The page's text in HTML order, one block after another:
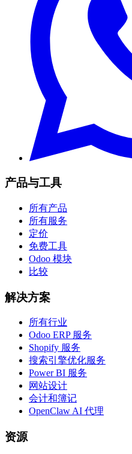
产品与工具
所有产品
所有服务
定价
免费工具
Odoo 模块
比较
解决方案
所有行业
Odoo ERP 服务
Shopify 服务
搜索引擎优化服务
Power BI 服务
网站设计
会计和簿记
OpenClaw AI 代理
资源